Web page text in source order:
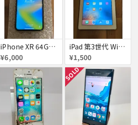
iPhone XR 64GB au 美品アクティベーションロック
¥6,000
iPad 第3世代 WiFiモデル 16GB A1416
¥1,500
SOLD